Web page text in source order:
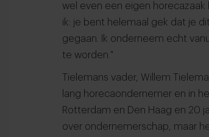
wel even een eigen horecazaak
ik: je bent helemaal gek dat je
gegaan. Ik onderneem echt
te worden."
Tielemans vader, Willem
lang horecaondernemer en in
Rotterdam en Den Haag en 20
over ondernemerschap, maar